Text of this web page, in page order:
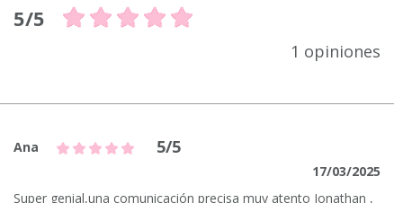
5/5
1 opiniones
Ana 5/5
17/03/2025
Super genial,una comunicación precisa muy atento Jonathan ,